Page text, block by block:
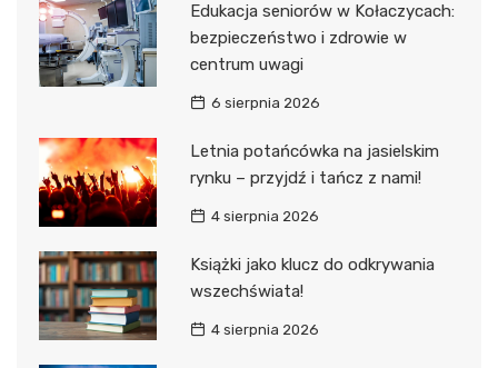
Edukacja seniorów w Kołaczycach:
bezpieczeństwo i zdrowie w
centrum uwagi
6 sierpnia 2026
Letnia potańcówka na jasielskim
rynku – przyjdź i tańcz z nami!
4 sierpnia 2026
Książki jako klucz do odkrywania
wszechświata!
4 sierpnia 2026